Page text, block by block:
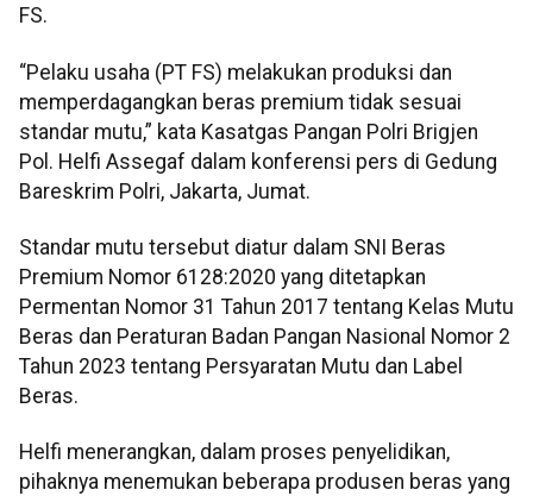
FS.
“Pelaku usaha (PT FS) melakukan produksi dan
memperdagangkan beras premium tidak sesuai
standar mutu,” kata Kasatgas Pangan Polri Brigjen
Pol. Helfi Assegaf dalam konferensi pers di Gedung
Bareskrim Polri, Jakarta, Jumat.
Standar mutu tersebut diatur dalam SNI Beras
Premium Nomor 6128:2020 yang ditetapkan
Permentan Nomor 31 Tahun 2017 tentang Kelas Mutu
Beras dan Peraturan Badan Pangan Nasional Nomor 2
Tahun 2023 tentang Persyaratan Mutu dan Label
Beras.
Helfi menerangkan, dalam proses penyelidikan,
pihaknya menemukan beberapa produsen beras yang